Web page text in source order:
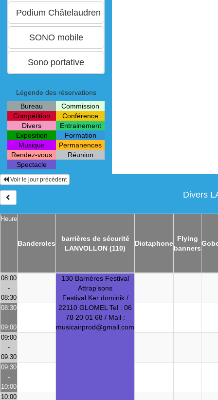
Légende des réservations
Bureau
Commission
Compétition
Conférence
Divers
Entrainement
Exposition
Formation
Musique
Permanences
Rendez-vous
Réunion
Spectacle
Voir le jour précédent
Divers
Heure
Banderoles
barrières de sécurité
LANVOLLON (110)
Dictaphone
Flying
banners
08:00
-
08:30
130 Barrières Festival
Attrap'sons
Festival Ker dominik /
22110 GLOMEL Tel : 06
78 20 01 68 / Mail :
musicairprod@gmail.com
08:30
-
09:00
09:00
-
09:30
09:30
-
10:00
10:00